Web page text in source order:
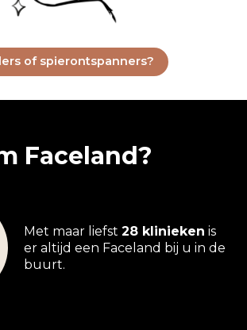
of spierontspanners?
Faceland?
Met maar liefst 28 klinieken is
er altijd een Faceland bij u in de
buurt.